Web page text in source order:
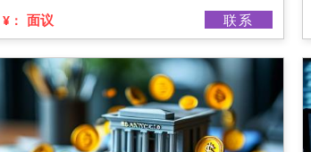
¥： 面议 联系